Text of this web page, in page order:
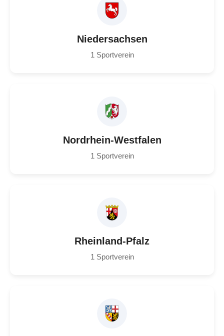
Niedersachsen
1 Sportverein
Nordrhein-Westfalen
1 Sportverein
Rheinland-Pfalz
1 Sportverein